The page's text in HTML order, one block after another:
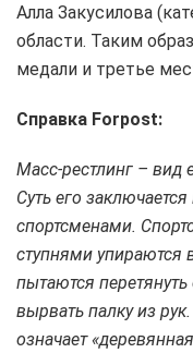
Алла Закусилова
области. Таким
медали и третье
Справка Forpost:
Масс-рестлинг – вид
Суть его
спортсменами.
ступнями упираются
пытаются
вырвать палку из
означает